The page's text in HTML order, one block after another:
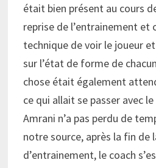
était bien présent au cours
reprise de l’entrainement et
technique de voir le joueur
sur l’état de forme de
chose était également
ce qui allait se passer avec le
Amrani n’a pas perdu de
notre source, après la fin de
d’entrainement, le coach